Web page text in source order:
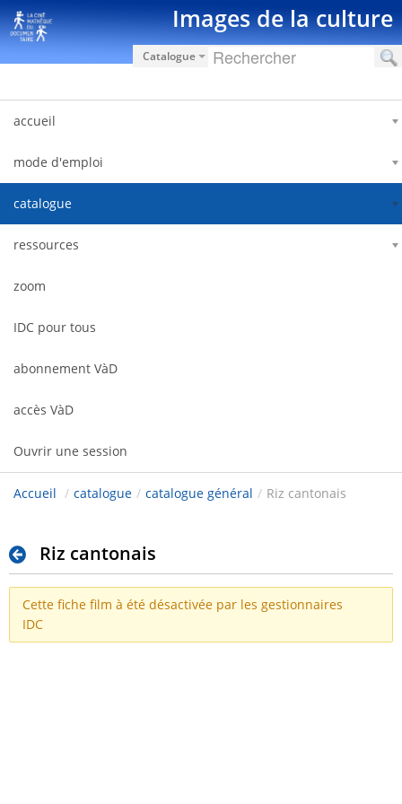
Saut au contenu Images de la culture
Catalogue
accueil
mode d'emploi
catalogue
ressources
zoom
IDC pour tous
abonnement VàD
accès VàD
Ouvrir une session
Accueil / catalogue / catalogue général / Riz cantonais
Riz cantonais
Cette fiche film à été désactivée par les gestionnaires
IDC